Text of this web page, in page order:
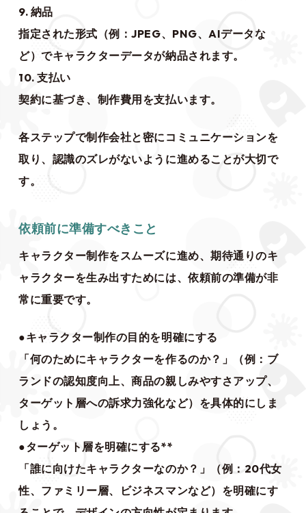
9. 納品
指定された形式（例：JPEG、PNG、AIデータな
ど）でキャラクターデータが納品されます。
10. 支払い
契約に基づき、制作費用を支払います。
各ステップで制作会社と密にコミュニケーションを
取り、認識のズレがないように進めることが大切で
す。
依頼前に準備すべきこと
キャラクター制作をスムーズに進め、期待通りのキ
ャラクターを生み出すためには、依頼前の準備が非
常に重要です。
●キャラクター制作の目的を明確にする
「何のためにキャラクターを作るのか？」（例：ブ
ランドの認知度向上、商品の親しみやすさアップ、
ターゲット層への訴求力強化など）を具体的にしま
しょう。
●ターゲット層を明確にする**
「誰に向けたキャラクターなのか？」（例：20代女
性、ファミリー層、ビジネスマンなど）を明確にす